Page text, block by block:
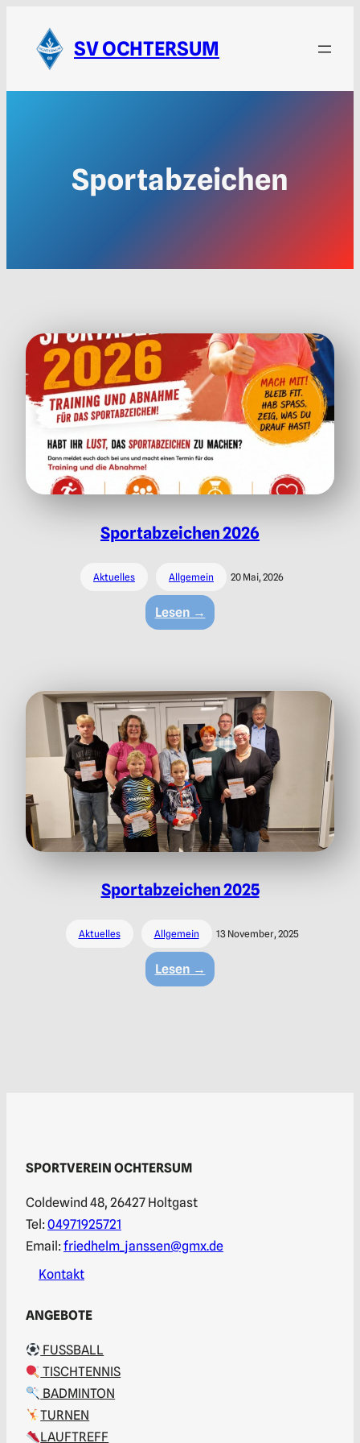
SV OCHTERSUM
Sportabzeichen
Sportabzeichen 2026
Aktuelles Allgemein 20 Mai, 2026
Lesen →
Sportabzeichen
Sportabzeichen 2025
Aktuelles Allgemein 13 November, 2025
Lesen →
Sportabzeichen
SPORTVEREIN OCHTERSUM
Coldewind 48, 26427 Holtgast
Tel:04971925721
Email:friedhelm_janssen@gmx.de
Kontakt
ANGEBOTE
FUSSBALL
TISCHTENNIS
BADMINTON
TURNEN
LAUFTREFF